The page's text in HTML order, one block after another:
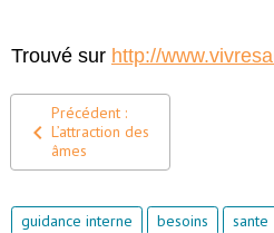
Trouvé sur http://
Précédent :
L’attraction des
âmes
guidance interne besoins sante